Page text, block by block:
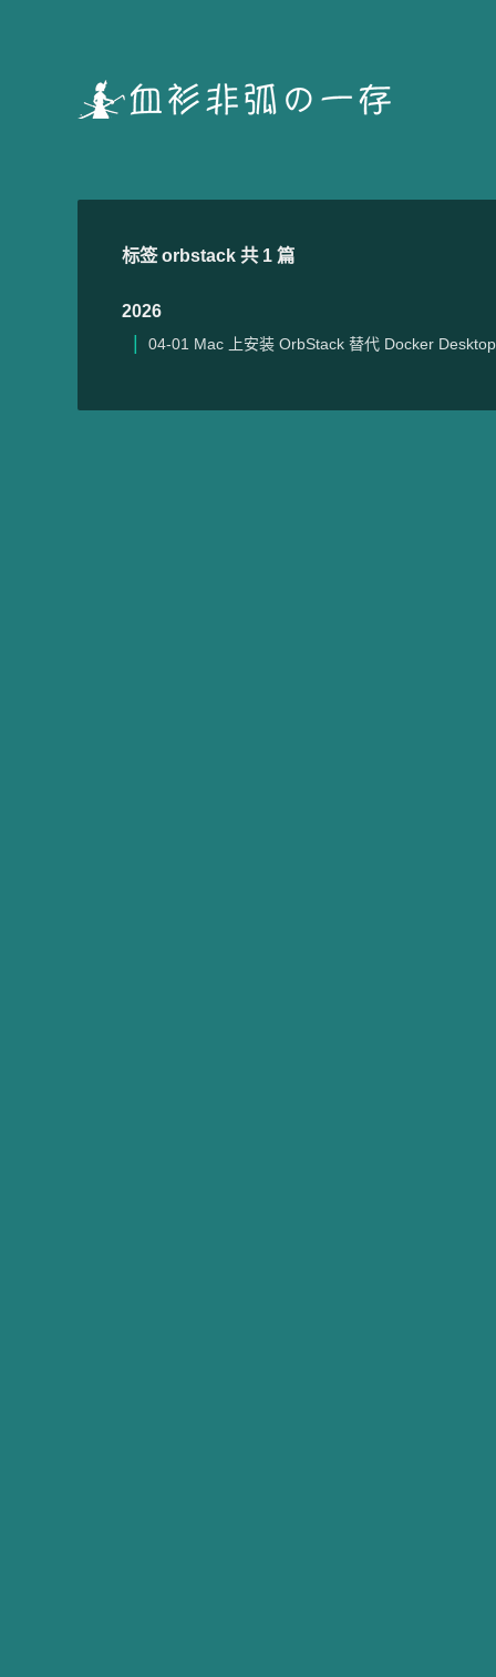
标签 orbstack 共 1 篇
2026
04-01 Mac 上安装 OrbStack 替代 Docker Desktop